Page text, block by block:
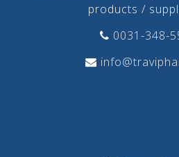
products /
0031-348-